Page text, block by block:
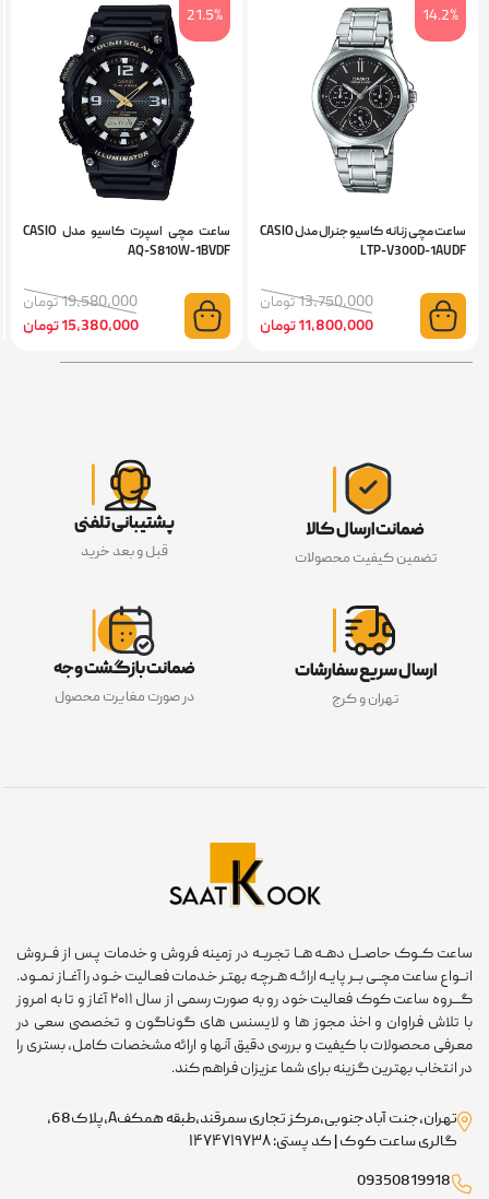
14.2%
ساعت مچی زنانه کاسیو جنرال مدل CASIO
LTP-V300D-
13,750,000 تومان
11,800,000 تومان
21.5%
ساعت مچی اسپرت کاسیو مدل CASIO
AQ-S810W-1BVDF
19,580,000 تومان
15,380,000 تومان
ضمانت ارسال کالا
تضمین کیفیت محصولات
پشتیبانی تلفنی
قبل و بعد خرید
ارسال سریع سفارشات
تهران و کرج
ضمانت بازگشت وجه
در صورت مغایرت محصول
کــوک حاصــل دهــه هــا تجربــه در زمینه فروش و خدمات پـس از فــروش
ساعت مچــی بــر پایــه ارائــه هـرچـه بهتـر خـدمات فعـالیت خــود را آغــاز نمــود.
گـــروه ساعت کوک فعالیت خود رو به صورت رسمی از سال ۲۰۱۱ آغاز و تا به امروز
تلاش فراوان و اخذ مجوز ها و لایسنس های گوناگون و تخصصی سعی در
محصولات با کیفیت و بررسی دقیق آنها و ارائه مشخصات کامل، بستری را
انتخاب بهترین گزینه برای شما عزیزان فراهم کند.
تهران،جنت آبادجنوبی،مرکز تجاری سمرقند،طبقه همکفA،پلاک68،
گالری ساعت کوک | کد پستی: ۱۴۷۴۷۱۹۷۳۸
09350819918